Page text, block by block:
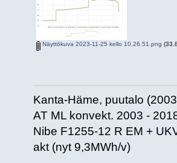
Näyttökuva 2023-11-25 kello 10.26.51.png
Kanta-Häme, puutalo
AT ML konvekt. 2003 -
Nibe F1255-12 R EM +
akt (nyt 9,3MWh/v)